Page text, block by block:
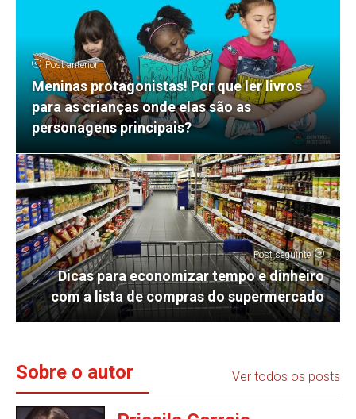
Post anterior
Meninas protagonistas! Por que ler livros
para as crianças onde elas são as
personagens principais?
Post seguinte
Dicas para economizar tempo e dinheiro
com a lista de compras do supermercado
Sobre o autor Ver todos os posts